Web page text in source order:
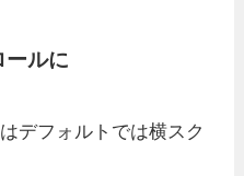
ールに
デフォルトでは横スク